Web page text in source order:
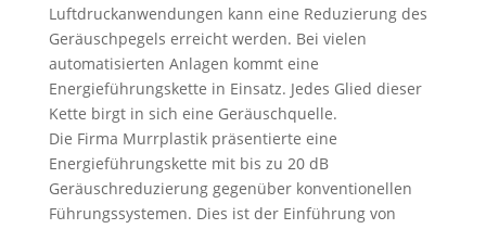
Luftdruckanwendungen kann eine Reduzierung des
Geräuschpegels erreicht werden. Bei vielen
automatisierten Anlagen kommt eine
Energieführungskette in Einsatz. Jedes Glied dieser
Kette birgt in sich eine Geräuschquelle.
Die Firma Murrplastik präsentierte eine
Energieführungskette mit bis zu 20 dB
Geräuschreduzierung gegenüber konventionellen
Führungssystemen. Dies ist der Einführung von